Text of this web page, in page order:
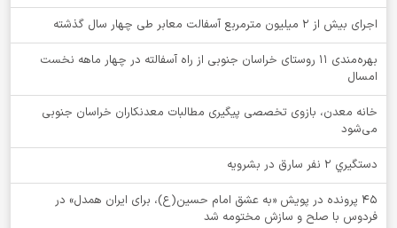
اجرای بیش از ۲ میلیون مترمربع آسفالت معابر طی چهار سال گذشته
بهره‌مندی ۱۱ روستای خراسان جنوبی از راه آسفالته در چهار ماهه نخست
امسال
خانه معدن، بازوی تخصصی پیگیری مطالبات معدنکاران خراسان جنوبی
می‌شود
دستگيري 2 نفر سارق در بشرويه
۴۵ پرونده در پویش «به عشق امام حسین(ع)، برای ایران همدل» در
فردوس با صلح و سازش مختومه شد